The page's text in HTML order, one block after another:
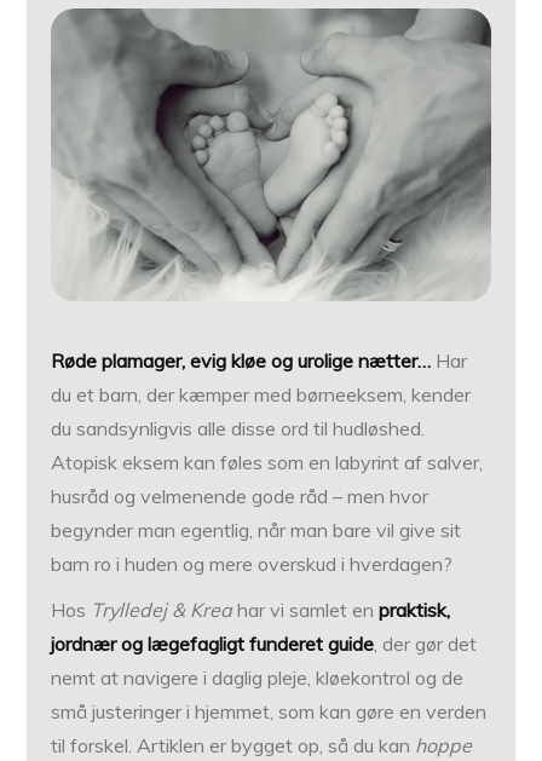
Røde plamager, evig kløe og urolige nætter… Har
du et barn, der kæmper med børneeksem, kender
du sandsynligvis alle disse ord til hudløshed.
Atopisk eksem kan føles som en labyrint af salver,
husråd og velmenende gode råd – men hvor
begynder man egentlig, når man bare vil give sit
barn ro i huden og mere overskud i hverdagen?
Hos Trylledej & Kreahar vi samlet enpraktisk,
jordnær og læge­fagligt funderet guide, der gør det
nemt at navigere i daglig pleje, kløe­kontrol og de
små justeringer i hjemmet, som kan gøre en verden
til forskel. Artiklen er bygget op, så du kan hoppe